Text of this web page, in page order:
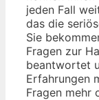
jeden Fall
das die
Sie
Fragen zur
beantwortet
Erfahrungen
Fragen mehr